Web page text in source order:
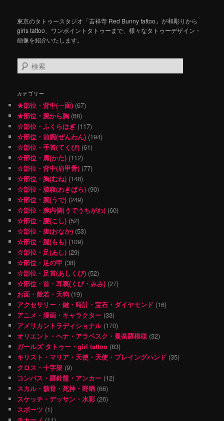
東京のタトゥースタジオ「吉祥寺 Red Bunny tattoo」が和彫りから
girls tattoo、ワンポイントタトゥーまで、様々なタトゥーデザイン・
画像を紹介いたします。
検
索
カテゴリー
★部位・背中(一面) (67)
★部位・腕から胸 (68)
☆部位・ふくらはぎ (117)
☆部位・前腕(ぜんわん) (194)
☆部位・手首(てくび) (61)
☆部位・肩(かた) (112)
☆部位・背中(肩甲骨) (77)
☆部位・胸(むね) (148)
☆部位・脇腹(わきばら) (90)
☆部位・腕(うで) (249)
☆部位・腕内側(うでうちがわ) (60)
☆部位・腰(こし) (52)
☆部位・腹(おなか) (53)
☆部位・腿(もも) (109)
☆部位・足(あし) (29)
☆部位・足の甲 (38)
☆部位・足首(あしくび) (52)
☆部位・首・耳裏(くび・みみ) (27)
お面・般若・天狗 (19)
アクセサリー・鍵・時計・宝石・ダイヤモンド (16)
アニメ・漫画・キャラクター (33)
アメリカントラディショナル(170)
オリエント・ヘナ・アラベスク・曼荼羅模様 (32)
ガールズ タトゥー・girl tattoo (83)
キリスト・マリア・天使・天使・プレイングハンド (35)
クロス・十字架 (9)
コンパス・羅針盤・アンカー (12)
スカル・骸骨・死神・野晒 (66)
スケッチ・デッサン・水彩 (26)
スポーツ (1)